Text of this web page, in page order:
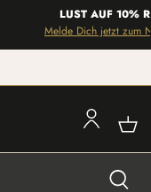
LUST AUF 10%
Melde Dich jetzt zum